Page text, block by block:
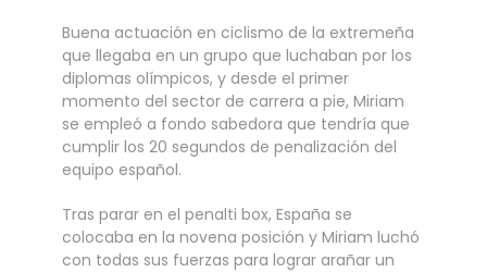
Buena actuación en ciclismo de la extremeña
que llegaba en un grupo que luchaban por los
diplomas olímpicos, y desde el primer
momento del sector de carrera a pie, Miriam
se empleó a fondo sabedora que tendría que
cumplir los 20 segundos de penalización del
equipo español.
Tras parar en el penalti box, España se
colocaba en la novena posición y Miriam luchó
con todas sus fuerzas para lograr arañar un